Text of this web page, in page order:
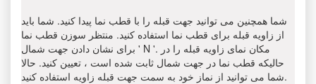
شما همچنین می توانید جهت قبله را با قطب نما پیدا کنید. شما باید
از زاویه قبله برای قطب نما استفاده کنید. منتظر سوزن قطب نما
برای نشان دادن جهت شمال ' N '. مکان نمای زاویه قبله را در
حالیکه قطب نما در جهت شمال ثابت شده است ، تعیین کنید. حالا
شما می توانید از نماز خود به سمت جهت قبله زاویه استفاده کنید.